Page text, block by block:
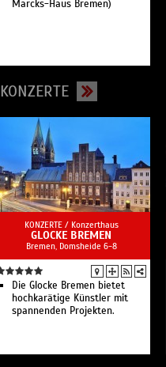
Marcks-Haus Bremen)
KONZERTE
KONZERTE / Konzerthaus
GLOCKE BREMEN
Bremen, Domsheide 6-8
Die Glocke Bremen bietet
hochkarätige Künstler mit
spannenden Projekten.